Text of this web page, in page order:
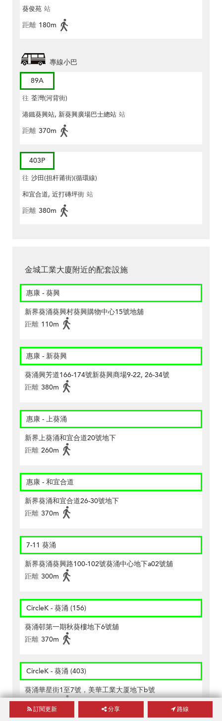
葵俊苑 站
距離 180m
專線小巴
89A
往 荃灣(河背街)
港鐵葵興站, 新葵興廣場巴士總站 站
距離 370m
403P
往 沙田(担杆莆街)(循環線)
和宜合道, 近打磚坪街 站
距離 380m
金城工業大廈附近的配套設施
惠康 - 葵興
新界葵涌葵興村葵興購物中心15號地舖
距離 110m
惠康 - 新葵興
葵涌興芳道166-174號新葵興商場9-22, 26-34號
距離 380m
惠康 - 上葵涌
新界上葵涌和宜合道20號地下
距離 260m
惠康 - 和宜合道
新界葵涌和宜合道26-30號地下
距離 370m
7-11 葵涌
新界葵涌葵興路100-102號葵涌中心地下a02號舖
距離 300m
CircleK - 葵涌 (156)
葵涌邨第一期秋葵樓地下6號舖
距離 370m
CircleK - 葵涌 (403)
葵涌華星街1至7號，美華工業大厦地下b號
距離 280m
訂閱更新 分享 路線